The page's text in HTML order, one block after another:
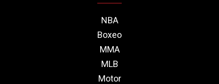
NBA
Boxeo
MMA
MLB
Motor